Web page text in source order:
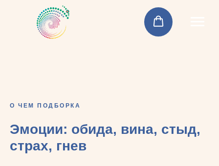
О ЧЕМ ПОДБОРКА
Эмоции: обида, вина, стыд,
страх, гнев